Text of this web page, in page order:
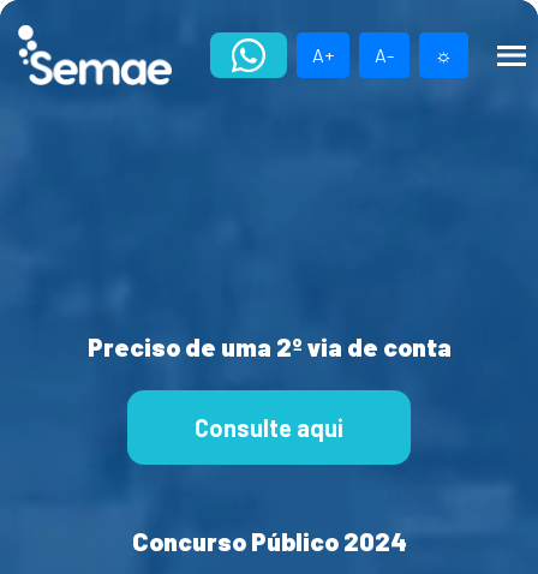
Skip
content
A+ A- ☼
Preciso de uma 2º via de conta
Consulte aqui
Concurso Público 2024